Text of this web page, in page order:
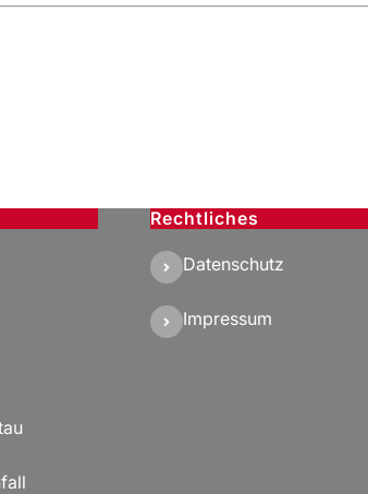
Rechtliches
Datenschutz
Impressum